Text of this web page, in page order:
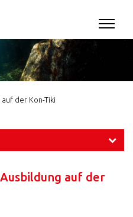
der Kon-Tiki
auf der